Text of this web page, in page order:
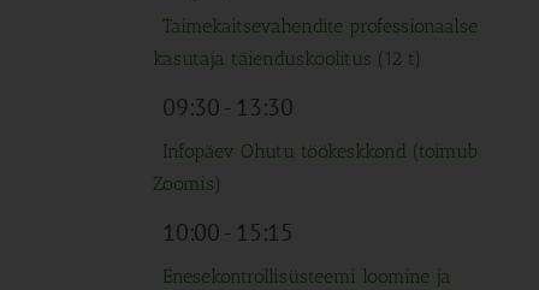
Taimekaitsevahendite professionaalse
kasutaja täienduskoolitus (12 t)
09:30- 13:30
Infopäev Ohutu töökeskkond (toimub
Zoomis)
10:00- 15:15
Enesekontrollisüsteemi loomine ja